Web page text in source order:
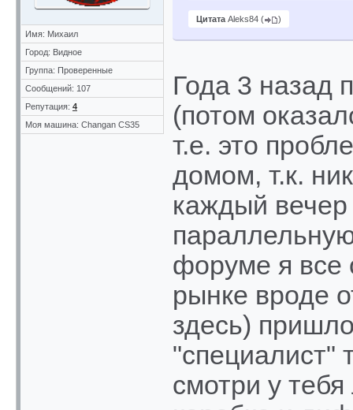
Имя: Михаил
Город: Видное
Группа: Проверенные
Сообщений: 107
Репутация: 4
Моя машина: Changan CS35
Цитата Aleks84 ( )
Года 3 назад
(потом
т.е. это
домом, т.к.
каждый
форуме я все
рынке вроде
здесь)
"специалист"
смотри у